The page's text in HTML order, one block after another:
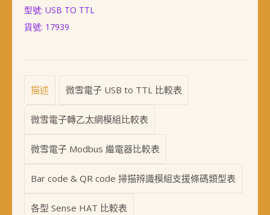
型號: USB TO TTL
貨號: 17939
描述 微雪電子 USB to TTL 比較表
微雪電子轉乙太網模組比較表
微雪電子 Modbus 繼電器比較表
Bar code & QR code 掃描辨識模組支援條碼類型表
各型 Sense HAT 比較表